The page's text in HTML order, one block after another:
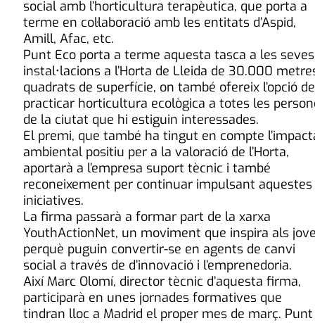
social amb l’horticultura terapèutica, que porta a
terme en col·laboració amb les entitats d’Aspid,
Amill, Afac, etc.
Punt Eco porta a terme aquesta tasca a les seves
instal•lacions a l’Horta de Lleida de 30.000
quadrats de superfície, on també ofereix l’opció de
practicar horticultura ecològica a totes les
de la ciutat que hi estiguin interessades.
El premi, que també ha tingut en compte
ambiental positiu per a la valoració de l’Horta,
aportarà a l’empresa suport tècnic i també
reconeixement per continuar impulsant aquestes
iniciatives.
La firma passarà a formar part de la xarxa
YouthActionNet, un moviment que inspira als
perquè puguin convertir-se en agents de canvi
social a través de d’innovació i l’emprenedoria.
Així Marc Olomí, director tècnic d’aquesta firma,
participarà en unes jornades formatives que
tindran lloc a Madrid el proper mes de març. Punt